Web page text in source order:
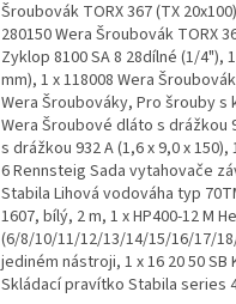
Šroubovák TORX 367 (TX
280150 Wera Šroubovák TORX
Zyklop 8100 SA 8 28dílné (1/4"),
mm), 1 x 118008 Wera
Wera Šroubováky, Pro šrouby s
Wera Šroubové dláto s drážkou
s drážkou 932 A (1,6 x 9,0 x
6 Rennsteig Sada vytahovače
Stabila Lihová vodováha typ
1607, bílý, 2 m, 1 x HP400-12 M
(6/8/10/11/12/13/14/15/16/17/
jediném nástroji, 1 x 16 20 50 SB
Skládací pravítko Stabila series